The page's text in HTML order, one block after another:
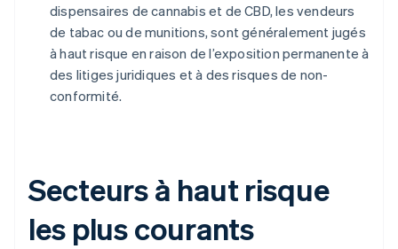
dispensaires de cannabis et de CBD, les vendeurs
de tabac ou de munitions, sont généralement jugés
à haut risque en raison de l’exposition permanente à
des litiges juridiques et à des risques de non-
conformité.
Secteurs à haut risque
les plus courants